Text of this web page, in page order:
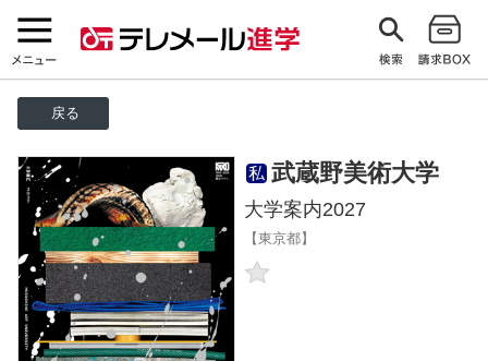
戻る
私 武蔵野美術大学
大学案内2027
【東京都】